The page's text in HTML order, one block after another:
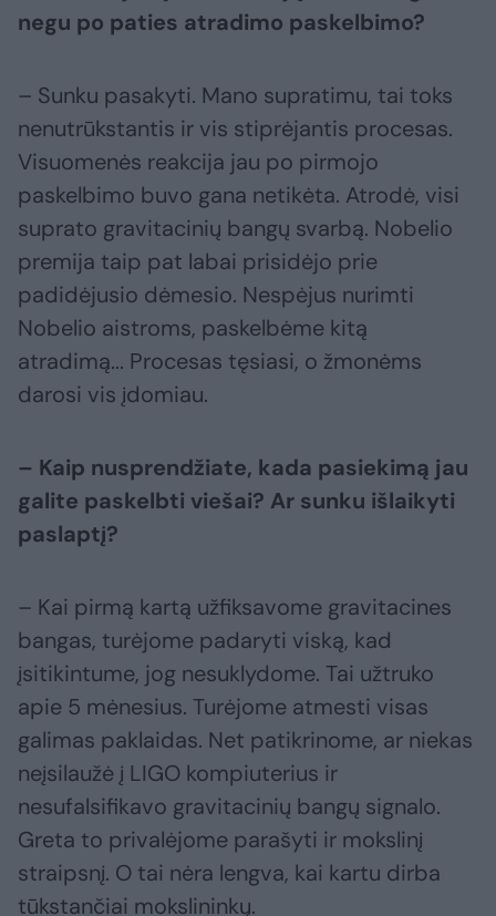
negu po paties atradimo paskelbimo?
– Sunku pasakyti. Mano supratimu, tai toks
nenutrūkstantis ir vis stiprėjantis procesas.
Visuomenės reakcija jau po pirmojo
paskelbimo buvo gana netikėta. Atrodė, visi
suprato gravitacinių bangų svarbą. Nobelio
premija taip pat labai prisidėjo prie
padidėjusio dėmesio. Nespėjus nurimti
Nobelio aistroms, paskelbėme kitą
atradimą... Procesas tęsiasi, o žmonėms
darosi vis įdomiau.
– Kaip nusprendžiate, kada pasiekimą jau
galite paskelbti viešai? Ar sunku išlaikyti
paslaptį?
– Kai pirmą kartą užfiksavome gravitacines
bangas, turėjome padaryti viską, kad
įsitikintume, jog nesuklydome. Tai užtruko
apie 5 mėnesius. Turėjome atmesti visas
galimas paklaidas. Net patikrinome, ar niekas
neįsilaužė į LIGO kompiuterius ir
nesufalsifikavo gravitacinių bangų signalo.
Greta to privalėjome parašyti ir mokslinį
straipsnį. O tai nėra lengva, kai kartu dirba
tūkstančiai mokslininkų.